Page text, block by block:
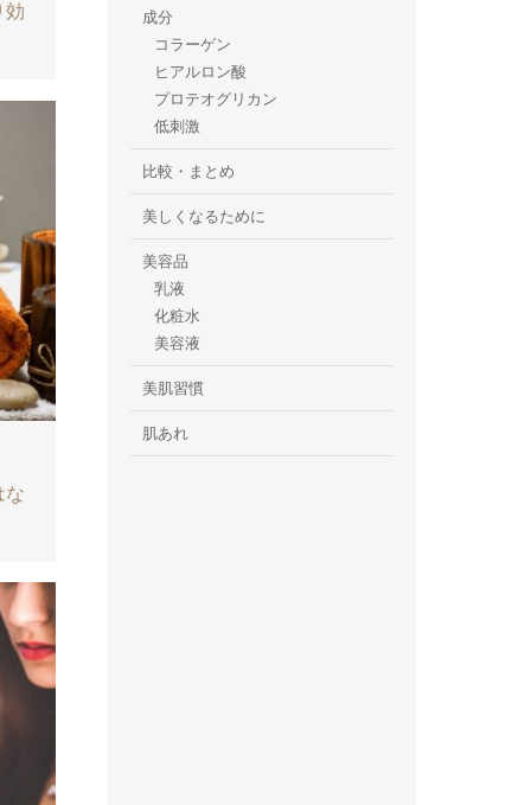
効
な
成分
コラーゲン
ヒアルロン酸
プロテオグリカン
低刺激
比較・まとめ
美しくなるために
美容品
乳液
化粧水
美容液
美肌習慣
肌あれ